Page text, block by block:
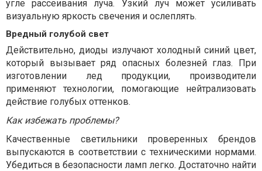
угле рассеивания луча. Узкий луч может усиливать
визуальную яркость свечения и ослеплять.
Вредный голубой свет
Действительно, диоды излучают холодный синий цвет,
который вызывает ряд опасных болезней глаз. При
изготовлении лед продукции, производители
применяют технологии, помогающие нейтрализовать
действие голубых оттенков.
Как избежать проблемы?
Качественные светильники проверенных брендов
выпускаются в соответствии с техническими нормами.
Убедиться в безопасности ламп легко. Достаточно найти